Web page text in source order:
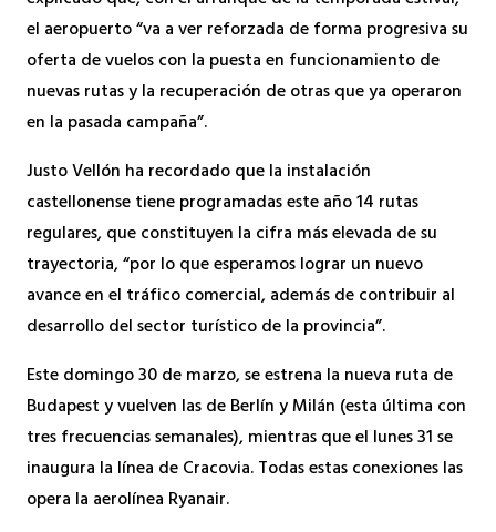
el aeropuerto “va a ver reforzada de forma progresiva su
oferta de vuelos con la puesta en funcionamiento de
nuevas rutas y la recuperación de otras que ya operaron
en la pasada campaña”.
Justo Vellón ha recordado que la instalación
castellonense tiene programadas este año 14 rutas
regulares, que constituyen la cifra más elevada de su
trayectoria, “por lo que esperamos lograr un nuevo
avance en el tráfico comercial, además de contribuir al
desarrollo del sector turístico de la provincia”.
Este domingo 30 de marzo, se estrena la nueva ruta de
Budapest y vuelven las de Berlín y Milán (esta última con
tres frecuencias semanales), mientras que el lunes 31 se
inaugura la línea de Cracovia. Todas estas conexiones las
opera la aerolínea Ryanair.